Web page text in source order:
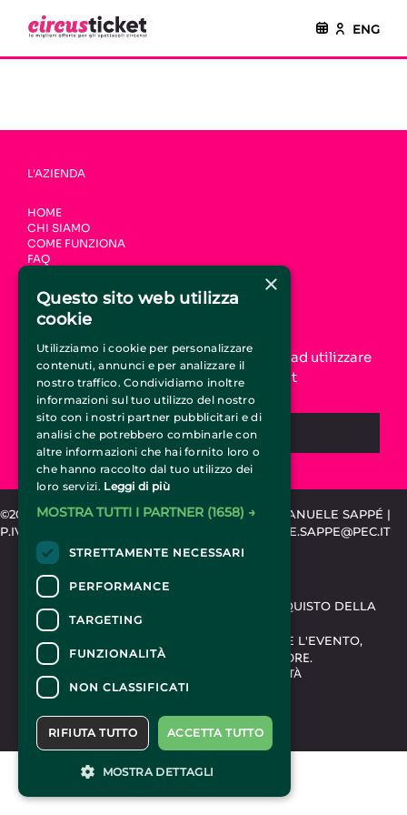
ENG
L'AZIENDA
HOME
CHI SIAMO
COME FUNZIONA
FAQ
UNISCITI A CIRCUSTICKET.IT
Aumenta la tua visibilità online e inizia ad utilizzare
il servizio di promozione CircusTicket.it
CHIEDI INFORMAZIONI
©2015-2024 CIRCUSTICKET.IT | SPEMCOM DI EMANUELE SAPPÉ |
P.IVA 11318020010 | REA TO-1203889 | EMANUELE.SAPPE@PEC.IT
CONTATTI
PER INFORMAZIONI E SUPPORTO ALL'ACQUISTO DELLA
BIGLIETTERIA
PER INFORMAZIONI SUL PROGRAMMA E L'EVENTO,
RIVOLGERSI ALL'
ORGANIZZATORE.
DICHIARAZIONE DI ACCESSIBILITÀ
×
Questo sito web utilizza
cookie
Utilizziamo i cookie per personalizzare
contenuti, annunci e per analizzare il
nostro traffico. Condividiamo inoltre
informazioni sul tuo utilizzo del nostro
sito con i nostri partner pubblicitari e di
analisi che potrebbero combinarle con
altre informazioni che hai fornito loro o
che hanno raccolto dal tuo utilizzo dei
loro servizi. Leggi di più
MOSTRA TUTTI I PARTNER (1658) →
STRETTAMENTE NECESSARI
PERFORMANCE
TARGETING
FUNZIONALITÀ
NON CLASSIFICATI
ACCETTA TUTTO
RIFIUTA TUTTO
MOSTRA DETTAGLI